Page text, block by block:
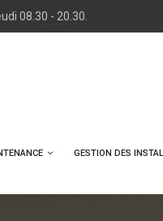
08.30 - 20.30.
GESTION DES